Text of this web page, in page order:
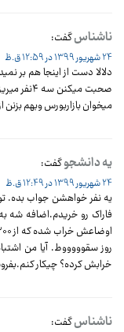
ناشناسگفت:
24 شهریور 1399 در 12:59 ق.ظ
دلالا دست از اینجا هم بر
صحبت
میخوان بازاربورس وبهم بزنن
یه دانشجوگفت:
24 شهریور 1399 در 12:49 ق.ظ
یه نفر خواهشن جواب بده.
فاراک رو خریدم.اضافه شه
روز سقوووووط. آیا من
خرابش کرده؟ چیکار
ناشناسگفت: